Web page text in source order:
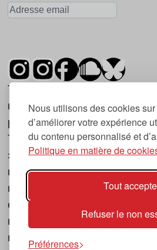
Nous utilisons des cookies
d’améliorer votre expérience
du contenu personnalisé et
Politique en matière de
Tout
Refuser le non
Préférences
Tsugi est un mensuel
musique et les nouvelles
première parution date de
Tsugi en japonais signifie «
», ce qui correspond à la
magazine, à l’affût des
musicales, qu’elles viennent
électronique, du rock ou du
nouveaux phénomènes de
musique.